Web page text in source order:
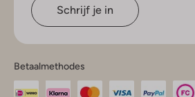
Schrijf je in
Betaalmethodes